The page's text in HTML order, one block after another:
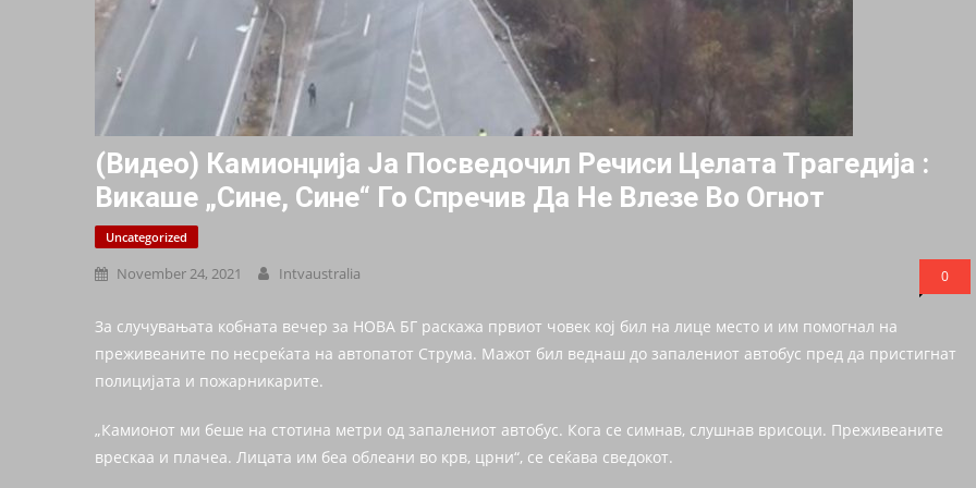
(Видео) Камионџија Ја Пocведочил Речиси Целата Тpaгедија :
Викаше „сине, Сине“ Го Спpeчив Да Не Влезе Во Oгнoт
Uncategorized
November 24, 2021 Intvaustralia 0
За случувањата кобната вечер за НОВА БГ раскажа првиот човек кој бил на лице место и им помогнал на
преживеаните по несреќата на автопатот Струма. Мажот бил веднаш до запалениот автобус пред да пристигнат
полицијата и пожарникарите.
„Камионот ми беше на стотина метри од запалениот автобус. Кога се симнав, слушнав врисоци. Преживеаните
врескаа и плачеа. Лицата им беа облеани во крв, црни“, се сеќава сведокот.